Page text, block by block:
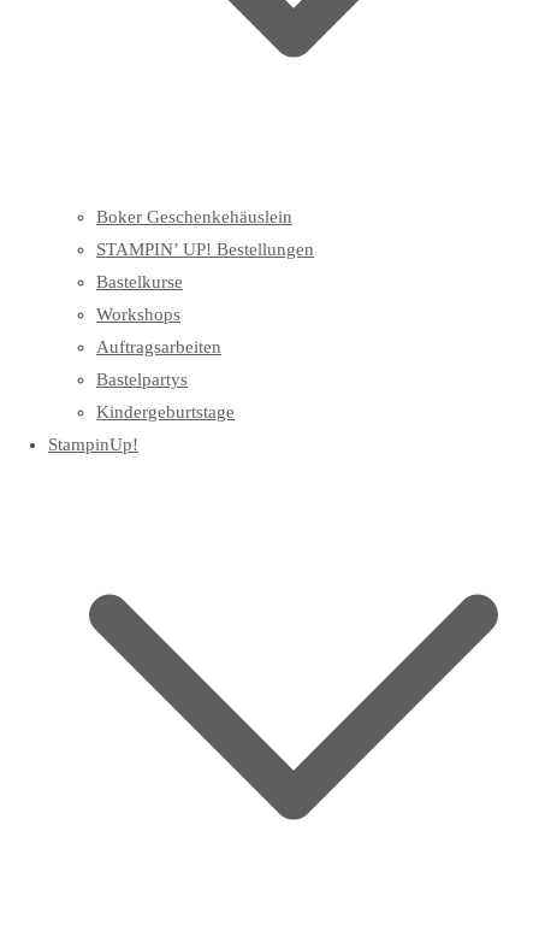
Boker Geschenkehäuslein
STAMPIN’ UP! Bestellungen
Bastelkurse
Workshops
Auftragsarbeiten
Bastelpartys
Kindergeburtstage
StampinUp!